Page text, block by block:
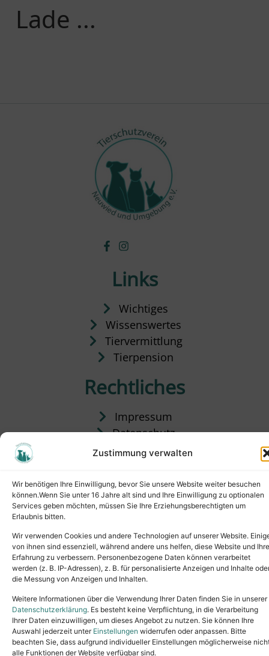
Zustimmung verwalten
Wir benötigen Ihre Einwilligung, bevor Sie unsere Website weiter besuchen
können.Wenn Sie unter 16 Jahre alt sind und Ihre Einwilligung zu optionalen
Services geben möchten, müssen Sie Ihre Erziehungsberechtigten um
Erlaubnis bitten.
Wir verwenden Cookies und andere Technologien auf unserer Website.
von ihnen sind essenziell, während andere uns helfen, diese Website und Ihre
Erfahrung zu verbessern. Personenbezogene Daten können verarbeitet
werden (z. B. IP-Adressen), z. B. für personalisierte Anzeigen und Inhalte
die Messung von Anzeigen und Inhalten.
Weitere Informationen über die Verwendung Ihrer Daten finden Sie in unserer
Datenschutzerklärung. Es besteht keine Verpflichtung, in die Verarbeitung
Ihrer Daten einzuwilligen, um dieses Angebot zu nutzen. Sie können Ihre
Auswahl jederzeit unter Einstellungen widerrufen oder anpassen. Bitte
beachten Sie, dass aufgrund individueller Einstellungen möglicherweise
alle Funktionen der Website verfügbar sind.
Lade ...
Links
Wichtiges
Wissenswertes
Tiervermittlung
Tierpension
Rechtliches
Impressum
Datenschutz
Satzung
Copyright © 2024. All rights reserved.
Tel.: (02631) 55356buero@tierheim-neuwied.de
Ludwigshof 1, 56567 Neuwied